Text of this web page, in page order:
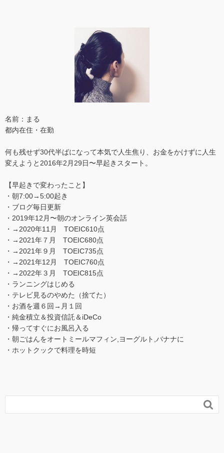
名前：まる
都内在住・在勤
何も残せず30代半ばになって本気で人生焦り、お金をかけずに人生
変えようと2016年2月29日〜早起きスタート。
【早起きで変わったこと】
・朝7:00→5:00起き
・ブログ毎日更新
・2019年12月〜朝のオンライン英会話
・→2020年11月 TOEIC610点
・→2021年７月 TOEIC680点
・→2021年９月 TOEIC735点
・→2021年12月 TOEIC760点
・→2022年３月 TOEIC815点
・ランニングはじめる
・テレビ見るのやめた（捨てた）
・お酒を週６回→月１回
・純金積立＆投資信託＆iDeCo
・帰ってすぐにお風呂入る
・朝ごはんをオートミールマフィン,ヨーグルト,バナナに
・ホットクックで料理を時短
